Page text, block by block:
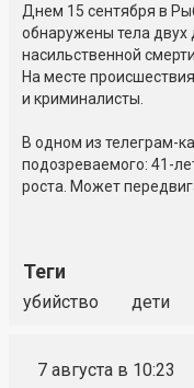
Днем 15 сентября в
обнаружены тела двух
насильственной
На месте
и криминалисты.
В одном из телеграм-
подозреваемого: 41-
роста. Может
Теги
убийство дети
7 августа в 10:23